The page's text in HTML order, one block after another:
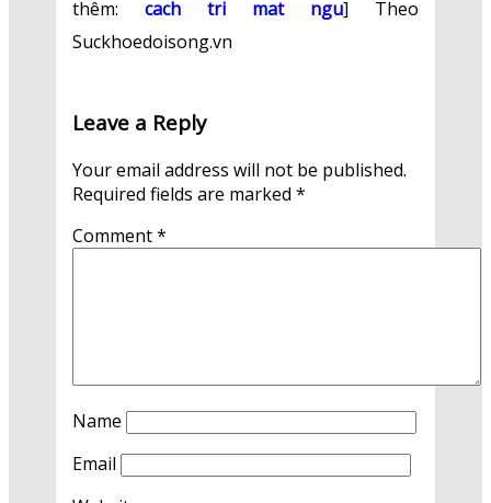
thêm:cach tri mat ngu] Theo
Suckhoedoisong.vn
Leave a Reply
Your email address will not be published.
Required fields are marked*
Comment*
Name
Email